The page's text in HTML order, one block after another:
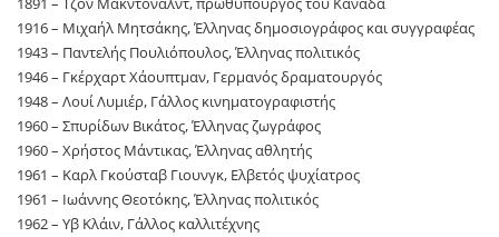
1916 – Μιχαήλ Μητσάκης, Έλληνας δημοσιογράφος και συγγραφέας
1943 – Παντελής Πουλιόπουλος, Έλληνας πολιτικός
1946 – Γκέρχαρτ Χάουπτμαν, Γερμανός δραματουργός
1948 – Λουί Λυμιέρ, Γάλλος κινηματογραφιστής
1960 – Σπυρίδων Βικάτος, Έλληνας ζωγράφος
1960 – Χρήστος Μάντικας, Έλληνας αθλητής
1961 – Καρλ Γκούσταβ Γιουνγκ, Ελβετός ψυχίατρος
1961 – Ιωάννης Θεοτόκης, Έλληνας πολιτικός
1962 – Υβ Κλάιν, Γάλλος καλλιτέχνης